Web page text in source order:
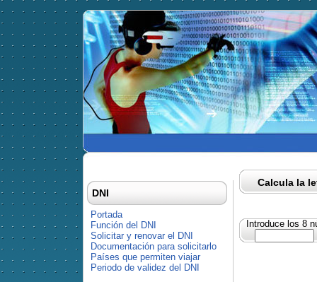
Calcula la
Introduce los 8
DNI
Portada
Función del DNI
Solicitar y renovar el DNI
Documentación para solicitarlo
Países que permiten viajar
Periodo de validez del DNI